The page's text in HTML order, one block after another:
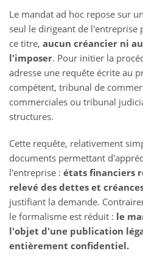
Le mandat ad hoc repose sur
seul le dirigeant de l'entreprise
ce titre, aucun créancier ni
l'imposer. Pour initier la
adresse une requête écrite au
compétent, tribunal de
commerciales ou tribunal
structures.
Cette requête, relativement
documents permettant
l'entreprise : états financiers
relevé des dettes et
justifiant la demande.
le formalisme est réduit : le
l'objet d'une publication
entièrement confidentiel.